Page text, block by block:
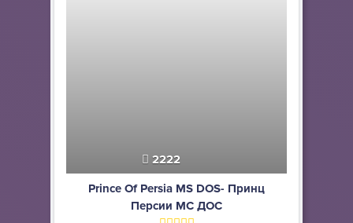
2222
Prince Of Persia MS DOS- Принц
Персии МС ДОС